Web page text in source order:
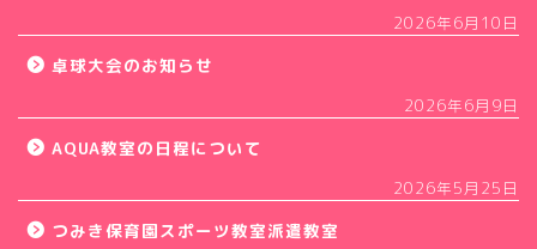
2026年6月10日
卓球大会のお知らせ
2026年6月9日
AQUA教室の日程について
2026年5月25日
つみき保育園スポーツ教室派遣教室